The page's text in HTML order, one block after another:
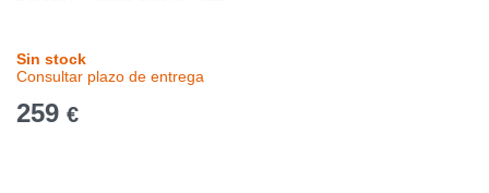
Sin stock
Consultar plazo de entrega
259 €